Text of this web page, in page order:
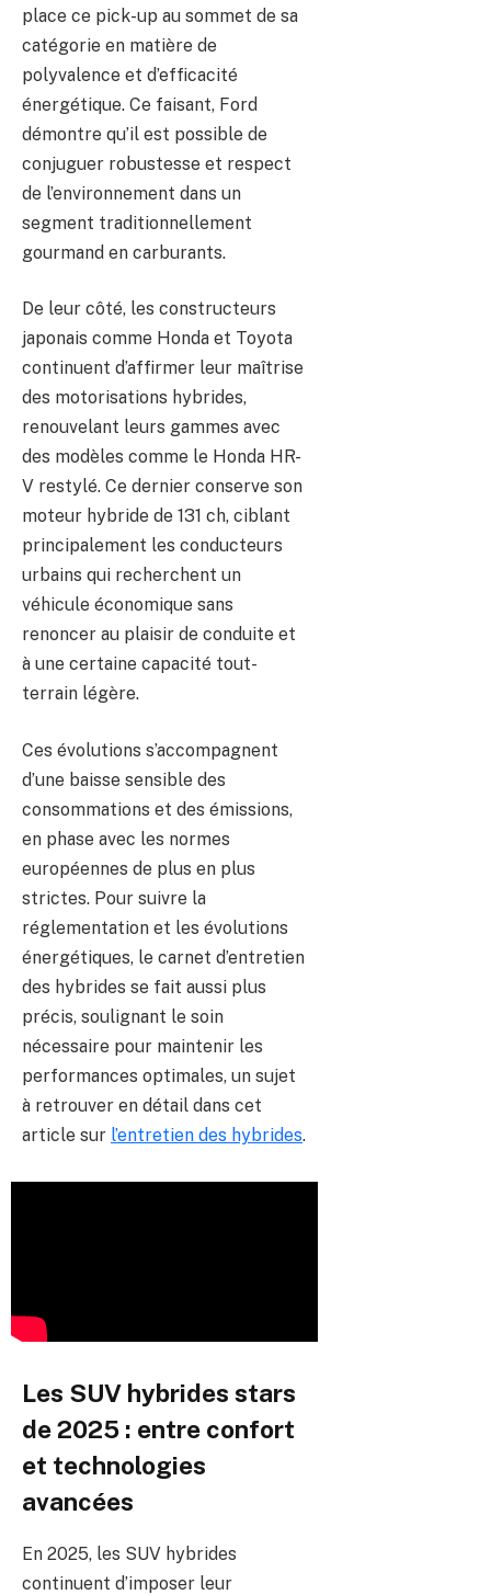
place ce pick-up au sommet de sa
catégorie en matière de
polyvalence et d’efficacité
énergétique. Ce faisant, Ford
démontre qu’il est possible de
conjuguer robustesse et respect
de l’environnement dans un
segment traditionnellement
gourmand en carburants.
De leur côté, les constructeurs
japonais comme Honda et Toyota
continuent d’affirmer leur maîtrise
des motorisations hybrides,
renouvelant leurs gammes avec
des modèles comme le Honda HR-
V restylé. Ce dernier conserve son
moteur hybride de 131 ch, ciblant
principalement les conducteurs
urbains qui recherchent un
véhicule économique sans
renoncer au plaisir de conduite et
à une certaine capacité tout-
terrain légère.
Ces évolutions s’accompagnent
d’une baisse sensible des
consommations et des émissions,
en phase avec les normes
européennes de plus en plus
strictes. Pour suivre la
réglementation et les évolutions
énergétiques, le carnet d’entretien
des hybrides se fait aussi plus
précis, soulignant le soin
nécessaire pour maintenir les
performances optimales, un sujet
à retrouver en détail dans cet
article sur l’entretien des hybrides.
Les SUV hybrides stars
de 2025 : entre confort
et technologies
avancées
En 2025, les SUV hybrides
continuent d’imposer leur